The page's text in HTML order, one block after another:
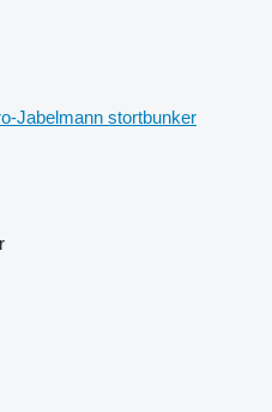
Jabelmann stortbunker